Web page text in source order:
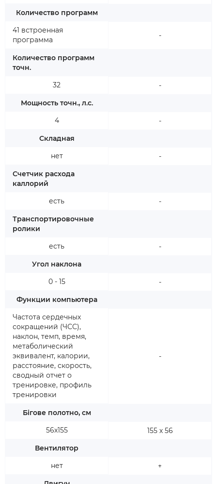
Количество программ
41 встроенная
программа
Количество программ
точн.
32
Мощность точн., л.с.
4
Складная
нет
Счетчик расхода
каллорий
есть
Транспортировочные
ролики
есть
Угол наклона
0 - 15
Функции компьютера
Частота сердечных
сокращений (ЧСС),
наклон, темп, время,
метаболический
эквивалент, калории,
расстояние, скорость,
сводный отчет о
тренировке, профиль
тренировки
Бігове полотно, см
56x155
Вентилятор
нет
-
-
-
-
-
-
-
-
155 х 56
+